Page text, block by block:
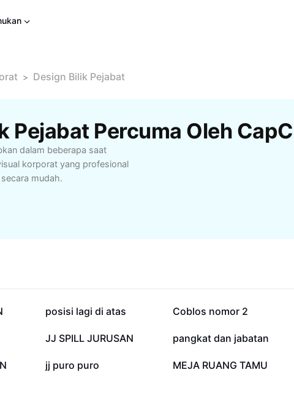
> Design Bilik Pejabat
dalam beberapa saat
korporat yang profesional
mudah.
106.4K
posisi lagi di atas 61.6K
Coblos nomor 2
5K
JJ SPILL JURUSAN 4.6K
pangkat dan jabatan
128
jj puro puro 18
MEJA RUANG TAMU